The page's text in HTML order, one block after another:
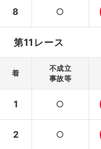
8 ○
第11レース
着
不成立
事故等
1 ○
2 ○